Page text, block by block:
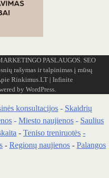
PASLAUGOS. SEO
rašymas ir talpinimas į mūsų
Rinkimus.LT| Infinite
by WordPress.
konsultacijos - Skaidrių
- Miesto naujienos - Saulius
- Teniso treniruotės -
- Regionų naujienos - Palangos